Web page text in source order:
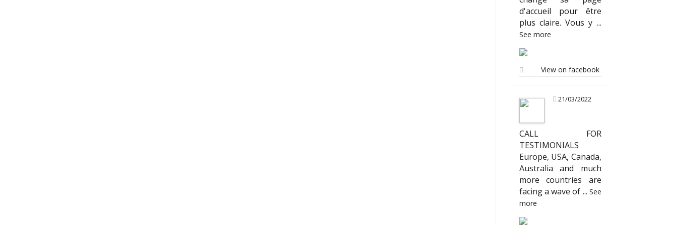
d'accueil pour être
plus claire. Vous y ...
See more
View on facebook
21/03/2022
CALL FOR
TESTIMONIALS
Europe, USA, Canada,
Australia and much
more countries are
facing a wave of ... See
more